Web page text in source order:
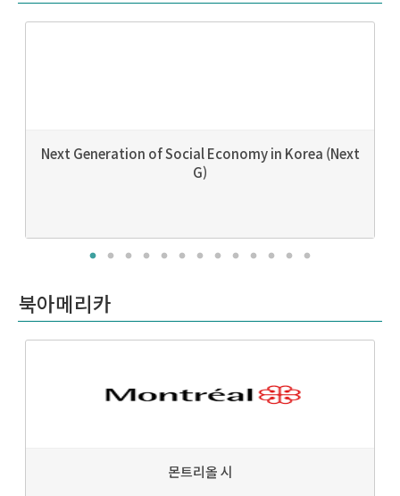
Next Generation of Social Economy in Korea (Next
G)
북아메리카
몬트리올 시